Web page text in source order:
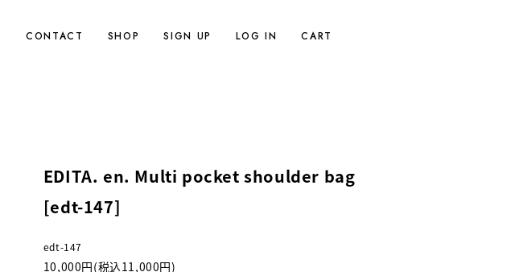
CONTACT SHOP SIGN UP LOG IN CART
EDITA. en. Multi pocket shoulder bag
[edt-147]
edt-147
10,000円(税込11,000円)